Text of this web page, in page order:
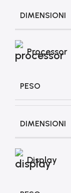
DIMENSIONI
Processor
PESO
DIMENSIONI
Display